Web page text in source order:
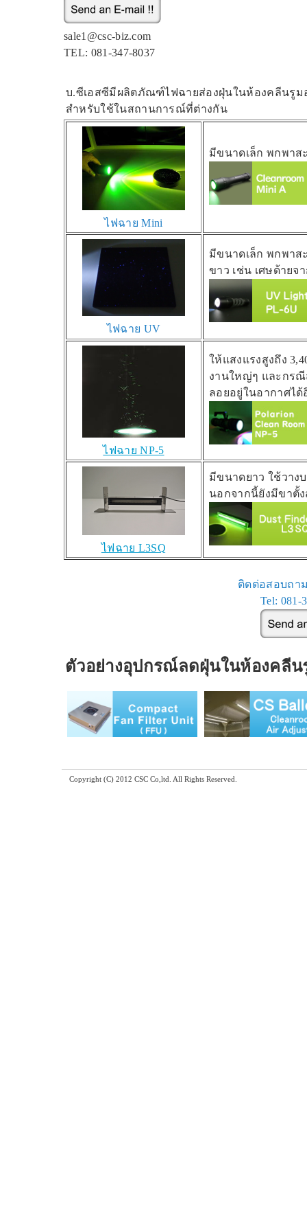
sale1@csc-biz.com
TEL: 081-347-8037
บ.ซีเอสซีมีผลิตภัณฑ์ไฟฉายส่องฝุ่นในห้องคลีนรู
สำหรับใช้ในสถานการณ์ที่ต่างกัน
ไฟฉาย Mini
มีขนาดเล็ก พกพาส
ไฟฉาย UV
มีขนาดเล็ก พกพาส
ขาว เช่น เศษด้ายจ
ไฟฉาย NP-5
ให้แสงแรงสูงถึง
งานใหญ่ๆ และกร
ลอยอยู่ในอากาศได้
ไฟฉาย L3SQ
มีขนาดยาว ใช้วา
นอกจากนี้ยังมีขาตั้
ติดต่อสอบถาม:
Tel: 081-
ตัวอย่างอุปกรณ์ลดฝุ่นในห้องคลีน
Copyright (C) 2012 CSC Co,ltd. All Rights Reserved.